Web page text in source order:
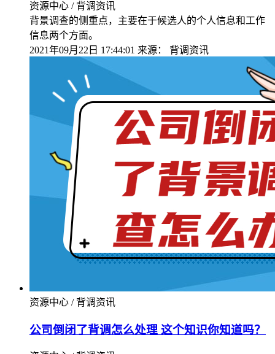
资源中心 / 背调资讯
背景调查的侧重点，主要在于候选人的个人信息和工作
信息两个方面。
2021年09月22日 17:44:01 来源： 背调资讯
资源中心 / 背调资讯
公司倒闭了背调怎么处理 这个知识你知道吗？